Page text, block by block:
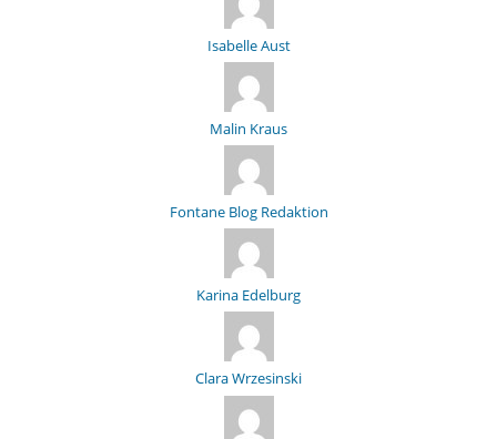
Isabelle Aust
Malin Kraus
Fontane Blog Redaktion
Karina Edelburg
Clara Wrzesinski